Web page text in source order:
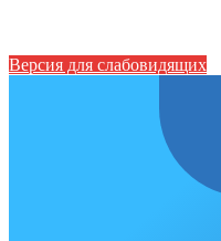
Версия для слабовидящих